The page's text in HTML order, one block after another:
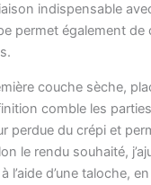
indispensable
permet également de
couche sèche,
comble les
perdue du crépi et
le rendu souhaité,
l’aide d’une taloche,